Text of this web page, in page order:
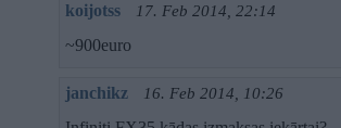
koijotss 17. Feb 2014, 22:14
~900euro
janchikz 16. Feb 2014, 10:26